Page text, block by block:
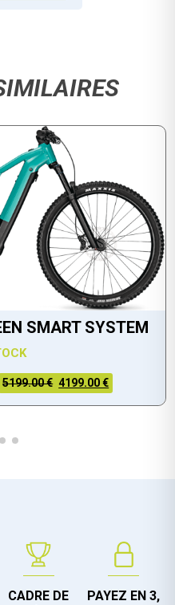
SMART SYSTEM
5199.00 € 4199.00 €
CADRE DE
PAYEZ EN 3,